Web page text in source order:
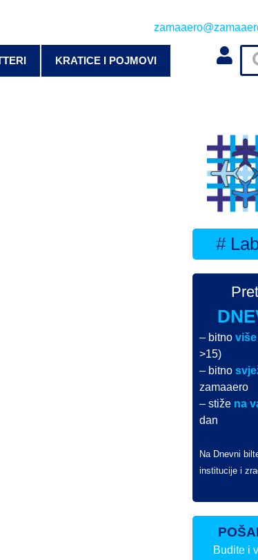
KRATICE I POJMOVI
#
– bitnoviše
>15)
– bitno
zamaaero
– stiže na
dan
Na Dnevni
institucije i
Budite i